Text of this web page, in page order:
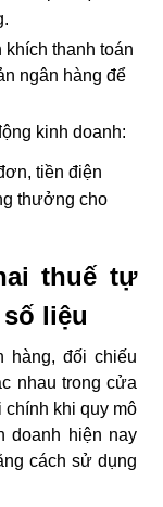
khích thanh toán
ngân hàng để
kinh doanh:
tiền điện
thưởng cho
thuế tự
liệu
hàng, đối chiếu
nhau trong cửa
chính khi quy mô
doanh hiện nay
cách sử dụng